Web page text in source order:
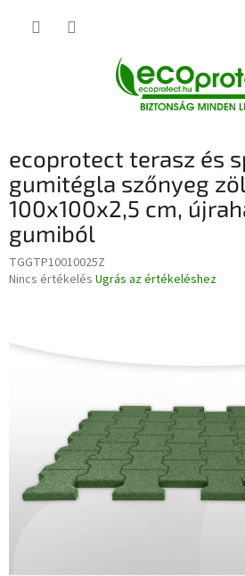
ecoprotect terasz és
gumitégla szőnyeg
100x100x2,5 cm,
gumiból
TGGTP10010025Z
A
5-
Nincs értékelés Ugrás az értékeléshez